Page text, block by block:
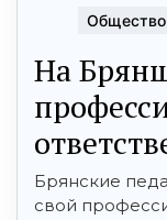
Общество
На
Брянские
свой